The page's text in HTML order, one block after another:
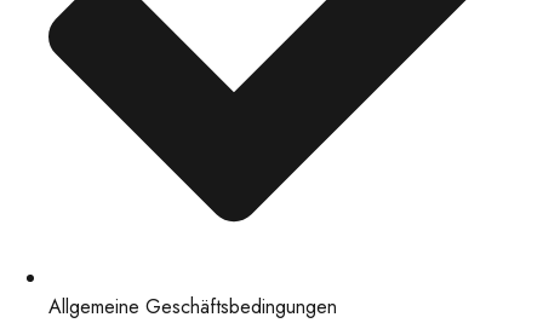
Allgemeine Geschäftsbedingungen